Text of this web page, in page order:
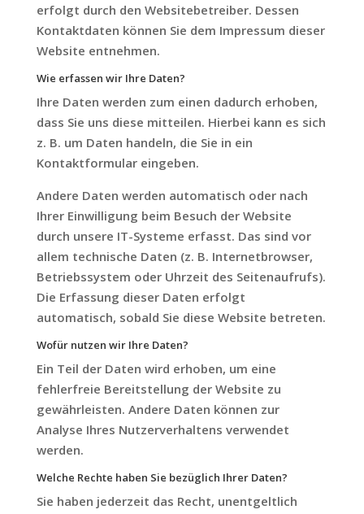
erfolgt durch den Websitebetreiber. Dessen
Kontaktdaten können Sie dem Impressum dieser
Website entnehmen.
Wie erfassen wir Ihre Daten?
Ihre Daten werden zum einen dadurch erhoben,
dass Sie uns diese mitteilen. Hierbei kann es sich
z. B. um Daten handeln, die Sie in ein
Kontaktformular eingeben.
Andere Daten werden automatisch oder nach
Ihrer Einwilligung beim Besuch der Website
durch unsere IT-Systeme erfasst. Das sind vor
allem technische Daten (z. B. Internetbrowser,
Betriebssystem oder Uhrzeit des Seitenaufrufs).
Die Erfassung dieser Daten erfolgt
automatisch, sobald Sie diese Website betreten.
Wofür nutzen wir Ihre Daten?
Ein Teil der Daten wird erhoben, um eine
fehlerfreie Bereitstellung der Website zu
gewährleisten. Andere Daten können zur
Analyse Ihres Nutzerverhaltens verwendet
werden.
Welche Rechte haben Sie bezüglich Ihrer Daten?
Sie haben jederzeit das Recht, unentgeltlich